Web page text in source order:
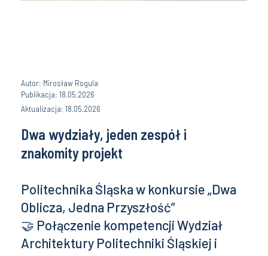
Autor: Mirosław Rogula
Publikacja: 18.05.2026
Aktualizacja: 18.05.2026
Dwa wydziały, jeden zespół i
znakomity projekt
Politechnika Śląska w konkursie „Dwa
Oblicza, Jedna Przyszłość”
🤝 Połączenie kompetencji Wydział
Architektury Politechniki Śląskiej i